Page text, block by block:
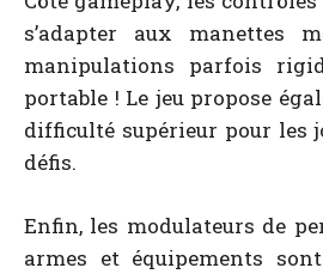
s’adapter aux manettes
manipulations parfois
portable ! Le jeu propose
difficulté supérieur pour les
défis.
Enfin, les modulateurs de
armes et équipements